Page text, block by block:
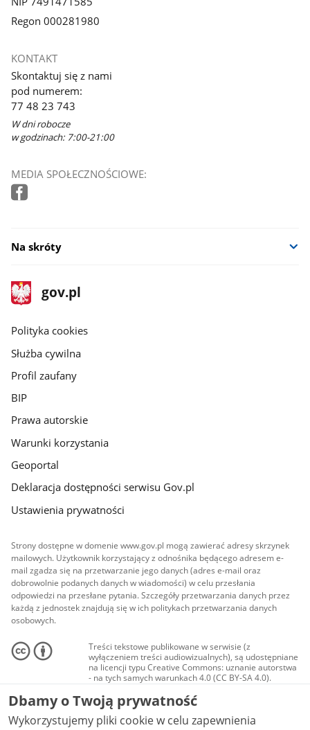
Regon 000281980
KONTAKT
Skontaktuj się z nami
pod numerem:
77 48 23 743
W dni robocze
w godzinach: 7:00-21:00
MEDIA SPOŁECZNOŚCIOWE:
Na skróty
stopka
gov.pl
Strona
gov.pl
gov.pl
Polityka cookies
Służba cywilna
Profil zaufany
BIP
Prawa autorskie
Warunki korzystania
Geoportal
Deklaracja dostępności serwisu Gov.pl
Ustawienia prywatności
Strony dostępne w domenie www.gov.pl mogą zawierać adresy skrzynek
mailowych. Użytkownik korzystający z odnośnika będącego adresem e-
mail zgadza się na przetwarzanie jego danych (adres e-mail oraz
dobrowolnie podanych danych w wiadomości) w celu przesłania
odpowiedzi na przesłane pytania. Szczegóły przetwarzania danych przez
każdą z jednostek znajdują się w ich politykach przetwarzania danych
osobowych.
Treści tekstowe publikowane w serwisie (z
wyłączeniem treści audiowizualnych), są udostępniane
na licencji typu Creative Commons: uznanie autorstwa
- na tych samych warunkach 4.0 (CC BY-SA 4.0).
Materiały audiowizualne, w tym zdjęcia, materiały
audio i wideo, są udostępniane na licencji typu
Creative Commons: uznanie autorstwa użycie
niekomercyjne - bez utworów zależnych 4.0 (CC BY-
Dbamy o Twoją prywatność
Wykorzystujemy pliki cookie w celu zapewnienia